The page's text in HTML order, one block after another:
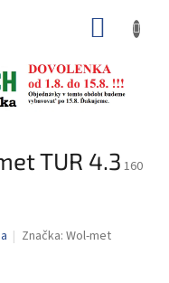
TUR 4.3 160
Značka:Wol-met